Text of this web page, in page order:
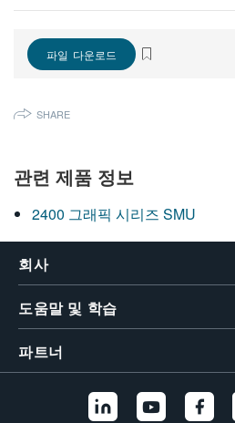
파일 다운로드
SHARE
관련 제품 정보
2400 그래픽 시리즈 SMU
회사
도움말 및 학습
파트너